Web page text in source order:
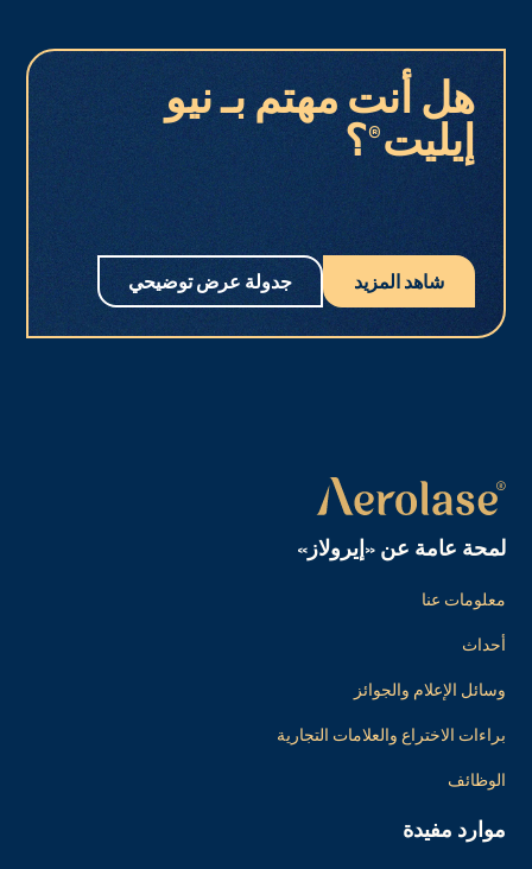
هل أنت مهتم بـ نيو
إيليت®؟
شاهد المزيد جدولة عرض توضيحي
لمحة عامة عن «إيرولاز»
معلومات عنا
أحداث
وسائل الإعلام والجوائز
براءات الاختراع والعلامات التجارية
الوظائف
موارد مفيدة